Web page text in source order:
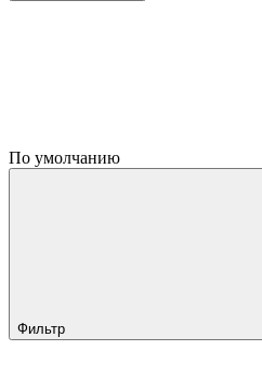
По умолчанию
Фильтр